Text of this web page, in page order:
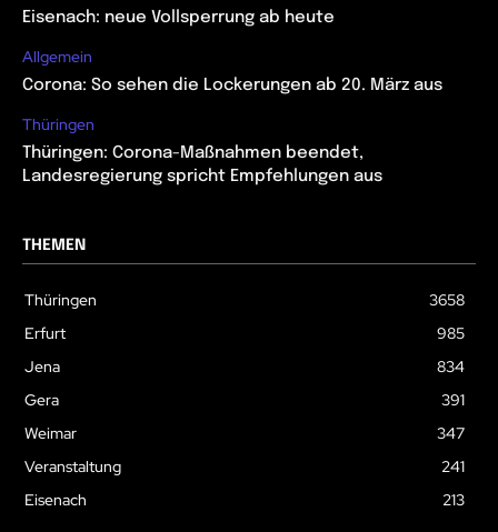
Eisenach: neue Vollsperrung ab heute
Allgemein
Corona: So sehen die Lockerungen ab 20. März aus
Thüringen
Thüringen: Corona-Maßnahmen beendet,
Landesregierung spricht Empfehlungen aus
THEMEN
Thüringen
3658
Erfurt
985
Jena
834
Gera
391
Weimar
347
Veranstaltung
241
Eisenach
213